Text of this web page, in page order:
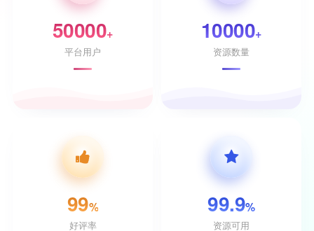
50000+
平台用户
10000+
资源数量
99%
好评率
99.9%
资源可用